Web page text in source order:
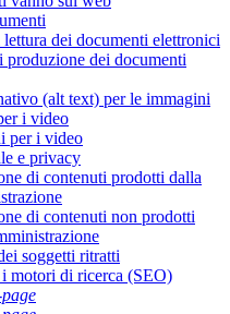
dei documenti elettronici
dei documenti
(alt text) per le immagini
i video
per i video
e privacy
di contenuti prodotti dalla
di contenuti non prodotti
soggetti ritratti
motori di ricerca (SEO)